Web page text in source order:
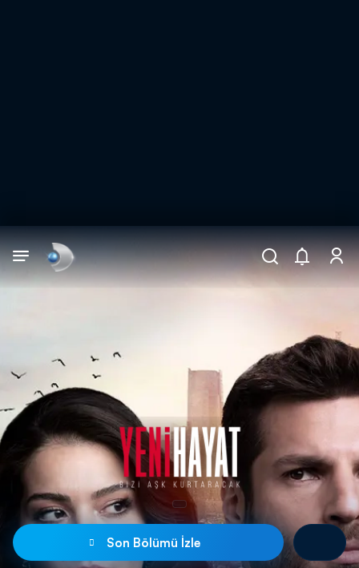
DİĞER SONUÇLAR
Son Bölümü İzle